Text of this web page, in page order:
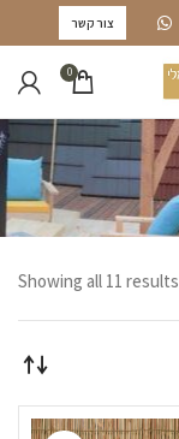
צור קשר
0
Showing all 11 results